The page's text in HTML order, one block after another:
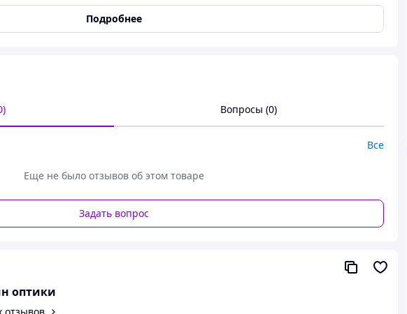
Ободковые
Новое
52 мм
140 мм
очки кошачий глаз коричневые леопардовые с
модель для города, поездок, отдыха у моря и повседневных летних
Подробнее
Вопросы (0)
Все
Еще не было отзывов об этом товаре
Задать вопрос
оптики